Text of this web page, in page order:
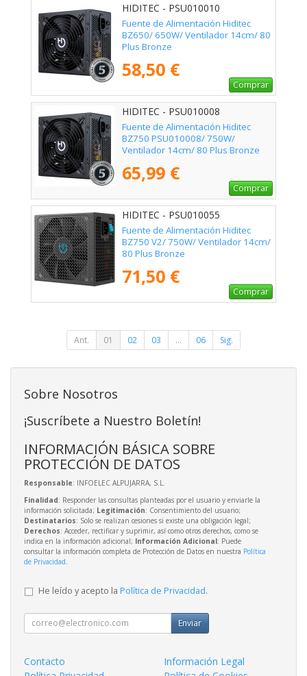
HIDITEC - PSU010010
Fuente de Alimentación Hiditec
BZ650/ 650W/ Ventilador 14cm/ 80
Plus Bronze
58,50 €
Comprar
HIDITEC - PSU010008
Fuente de Alimentación Hiditec
BZ750 PSU010008/ 750W/
Ventilador 14cm/ 80 Plus Bronze
65,99 €
Comprar
HIDITEC - PSU010055
Fuente de Alimentación Hiditec
BZ750 V2/ 750W/ Ventilador 14cm/
80 Plus Bronze
71,50 €
Comprar
Ant. 01 02 03 ... 06 Sig.
Sobre Nosotros
¡Suscríbete a Nuestro Boletín!
INFORMACIÓN BÁSICA SOBRE
PROTECCIÓN DE DATOS
Responsable: INFOELEC ALPUJARRA, S.L.
Finalidad: Responder las consultas planteadas por el usuario y enviarle la
información solicitada; Legitimación: Consentimiento del usuario;
Destinatarios: Solo se realizan cesiones si existe una obligación legal;
Derechos: Acceder, rectificar y suprimir, así como otros derechos, como se
indica en la información adicional; Información Adicional: Puede
consultar la información completa de Protección de Datos en nuestra Política
de Privacidad.
He leído y acepto la Política de Privacidad.
Enviar
Contacto
Información Legal